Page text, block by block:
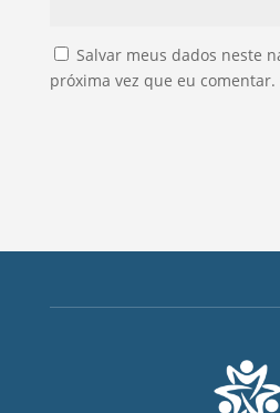
Salvar meus dados neste
próxima vez que eu comentar.